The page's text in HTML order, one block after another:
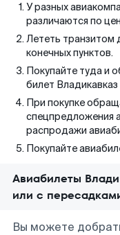
У разных
различаются по
Лететь транзитом
конечных пунктов.
Покупайте туда и
билет
При покупке
спецпредложения
распродажи
Покупайте
Авиабилеты
или с
Вы можете